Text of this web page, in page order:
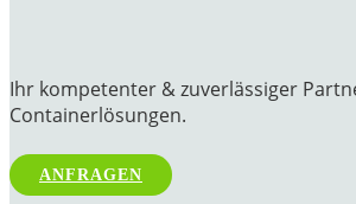
Ihr kompetenter & zuverlässiger
Containerlösungen.
ANFRAGEN